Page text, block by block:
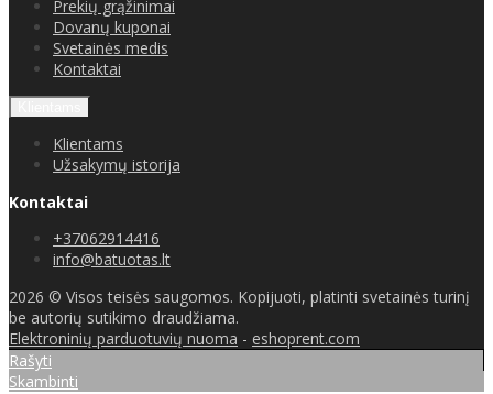
Prekių grąžinimai
Dovanų kuponai
Svetainės medis
Kontaktai
Klientams
Užsakymų istorija
Kontaktai
+37062914416
info@batuotas.lt
2026 © Visos teisės saugomos. Kopijuoti, platinti svetainės turinį
be autorių sutikimo draudžiama.
Elektroninių parduotuvių nuoma - eshoprent.com
Rašyti
Skambinti